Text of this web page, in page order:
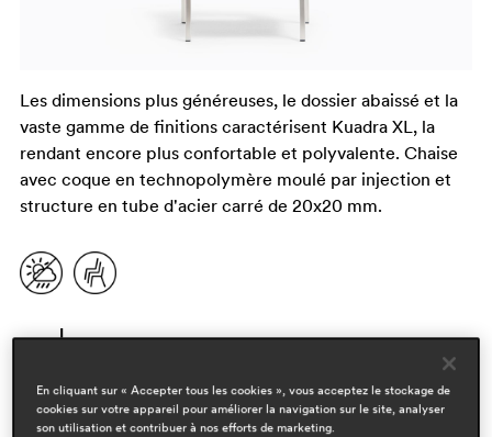
Les dimensions plus généreuses, le dossier abaissé et la
vaste gamme de finitions caractérisent Kuadra XL, la
rendant encore plus confortable et polyvalente. Chaise
avec coque en technopolymère moulé par injection et
structure en tube d'acier carré de 20x20 mm.
En cliquant sur « Accepter tous les cookies », vous acceptez le stockage de
cookies sur votre appareil pour améliorer la navigation sur le site, analyser
son utilisation et contribuer à nos efforts de marketing.